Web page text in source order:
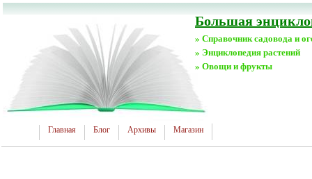
Большая
» Справочник садовода и
» Энциклопедия растений
» Овощи и фрукты
Главная Блог Архивы Магазин